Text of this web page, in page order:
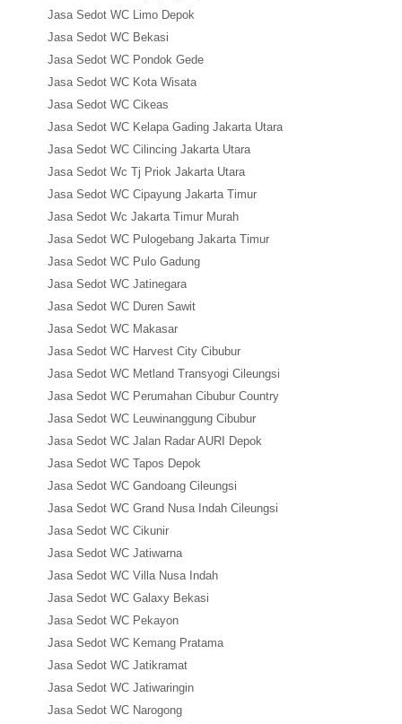
Jasa Sedot WC Limo Depok
Jasa Sedot WC Bekasi
Jasa Sedot WC Pondok Gede
Jasa Sedot WC Kota Wisata
Jasa Sedot WC Cikeas
Jasa Sedot WC Kelapa Gading Jakarta Utara
Jasa Sedot WC Cilincing Jakarta Utara
Jasa Sedot Wc Tj Priok Jakarta Utara
Jasa Sedot WC Cipayung Jakarta Timur
Jasa Sedot Wc Jakarta Timur Murah
Jasa Sedot WC Pulogebang Jakarta Timur
Jasa Sedot WC Pulo Gadung
Jasa Sedot WC Jatinegara
Jasa Sedot WC Duren Sawit
Jasa Sedot WC Makasar
Jasa Sedot WC Harvest City Cibubur
Jasa Sedot WC Metland Transyogi Cileungsi
Jasa Sedot WC Perumahan Cibubur Country
Jasa Sedot WC Leuwinanggung Cibubur
Jasa Sedot WC Jalan Radar AURI Depok
Jasa Sedot WC Tapos Depok
Jasa Sedot WC Gandoang Cileungsi
Jasa Sedot WC Grand Nusa Indah Cileungsi
Jasa Sedot WC Cikunir
Jasa Sedot WC Jatiwarna
Jasa Sedot WC Villa Nusa Indah
Jasa Sedot WC Galaxy Bekasi
Jasa Sedot WC Pekayon
Jasa Sedot WC Kemang Pratama
Jasa Sedot WC Jatikramat
Jasa Sedot WC Jatiwaringin
Jasa Sedot WC Narogong